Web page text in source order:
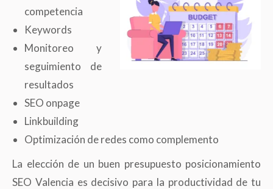
competencia
Keywords
Monitoreo y
seguimiento de
resultados
SEO onpage
Linkbuilding
Optimización de redes como complemento
La elección de un buen presupuesto posicionamiento
SEO Valencia es decisivo para la productividad de tu